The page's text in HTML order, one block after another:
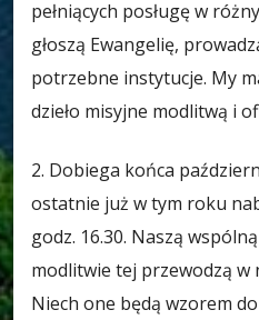
pełniących posługę w
głoszą Ewangelię,
potrzebne instytucje. My
dzieło misyjne modlitwą i
2. Dobiega końca
ostatnie już w tym roku
godz. 16.30. Naszą
modlitwie tej przewodzą w
Niech one będą wzorem